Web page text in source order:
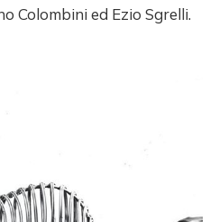
Colombini ed Ezio Sgrelli.